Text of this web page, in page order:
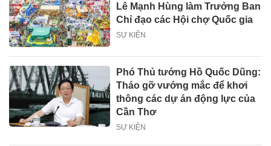
Lê Mạnh Hùng làm Trưởng Ban
Chỉ đạo các Hội chợ Quốc gia
SỰ KIỆN
Phó Thủ tướng Hồ Quốc Dũng:
Tháo gỡ vướng mắc để khơi
thông các dự án động lực của
Cần Thơ
SỰ KIỆN